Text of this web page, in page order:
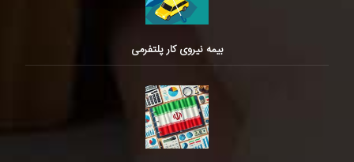
بیمه نیروی کار پلتفرمی